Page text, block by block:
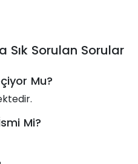
Sık Sorulan Sorular
Mu?
Mi?